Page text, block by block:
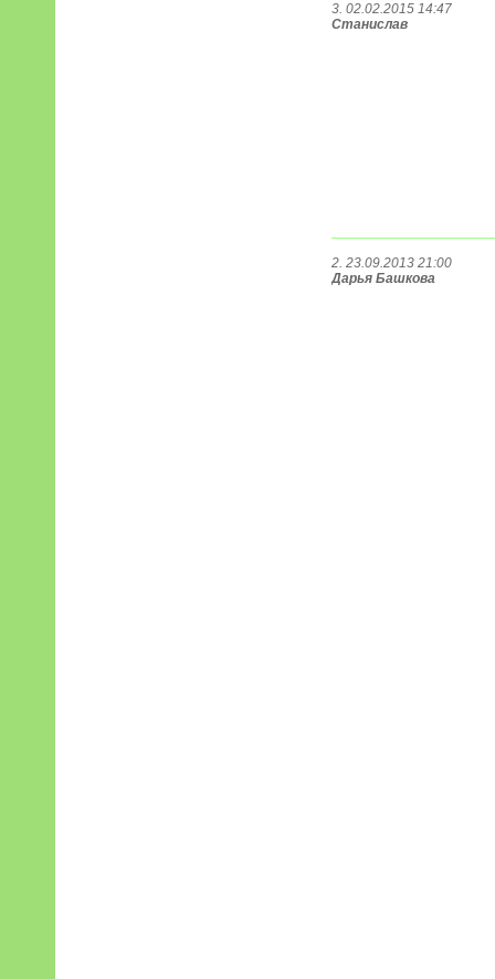
3. 02.02.2015 14:47
Станислав
2. 23.09.2013 21:00
Дарья Башкова